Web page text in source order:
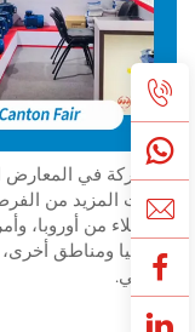
المشاركة في المعارض
وأتاحت المزيد من
مع عملاء من أوروبا،
وإفريقيا ومناطق
العالمي.